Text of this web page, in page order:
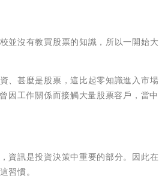
並沒有教買股票的知識，所以一開始大
、甚麼是股票，這比起零知識進入市場
因工作關係而接觸大量股票容戶，當中
資訊是投資決策中重要的部分。因此在
習慣。